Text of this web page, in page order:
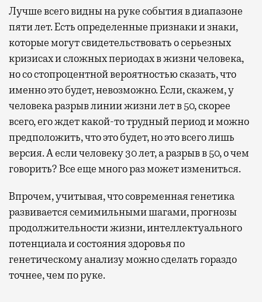
Лучше всего видны на руке события в диапазоне
пяти лет. Есть определенные признаки и знаки,
которые могут свидетельствовать о серьезных
кризисах и сложных периодах в жизни человека,
но со стопроцентной вероятностью сказать, что
именно это будет, невозможно. Если, скажем, у
человека разрыв линии жизни лет в 50, скорее
всего, его ждет какой-то трудный период и можно
предположить, что это будет, но это всего лишь
версия. А если человеку 30 лет, а разрыв в 50, о чем
говорить? Все еще много раз может измениться.
Впрочем, учитывая, что современная генетика
развивается семимильными шагами, прогнозы
продолжительности жизни, интеллектуального
потенциала и состояния здоровья по
генетическому анализу можно сделать гораздо
точнее, чем по руке.